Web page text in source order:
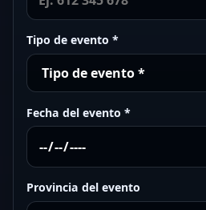
Tipo de evento *
Fecha del evento *
Provincia del evento